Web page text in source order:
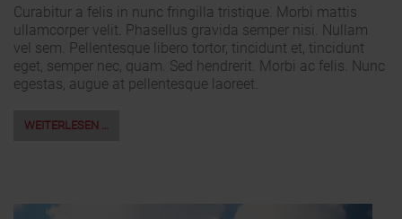
Curabitur a felis in nunc fringilla tristique. Morbi mattis
ullamcorper velit. Phasellus gravida semper nisi. Nullam
vel sem. Pellentesque libero tortor, tincidunt et, tincidunt
eget, semper nec, quam. Sed hendrerit. Morbi ac felis. Nunc
egestas, augue at pellentesque laoreet.
WEITERLESEN …